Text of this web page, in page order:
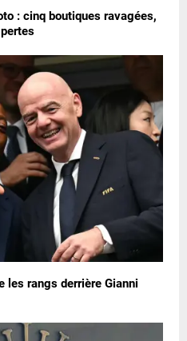
: cinq boutiques ravagées,
les rangs derrière Gianni